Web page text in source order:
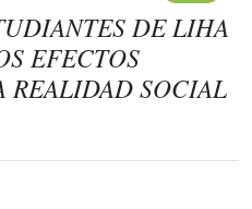
DE LIHA
EFECTOS
REALIDAD SOCIAL